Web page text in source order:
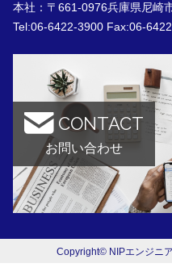
本社：〒661-0976兵庫県尼崎
Tel:06-6422-3900 Fax:06-
CONTACT
お問い合わせ
Copyright© NIPエンジニ